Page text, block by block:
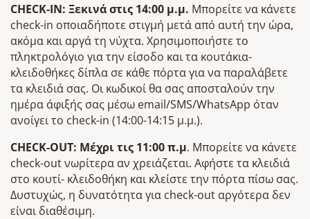
CHECK-IN: Ξεκινά στις 14:00 μ.μ. Μπορείτε να κάνετε
check-in οποιαδήποτε στιγμή μετά από αυτή την ώρα,
ακόμα και αργά τη νύχτα. Χρησιμοποιήστε το
πληκτρολόγιο για την είσοδο και τα κουτάκια-
κλειδοθήκες δίπλα σε κάθε πόρτα για να παραλάβετε
τα κλειδιά σας. Οι κωδικοί θα σας αποσταλούν την
ημέρα άφιξής σας μέσω email/SMS/WhatsApp όταν
ανοίγει το check-in (14:00-14:15 μ.μ.).
CHECK-OUT: Μέχρι τις 11:00 π.μ. Μπορείτε να κάνετε
check-out νωρίτερα αν χρειάζεται. Αφήστε τα κλειδιά
στο κουτί- κλειδοθήκη και κλείστε την πόρτα πίσω σας.
Δυστυχώς, η δυνατότητα για check-out αργότερα δεν
είναι διαθέσιμη.